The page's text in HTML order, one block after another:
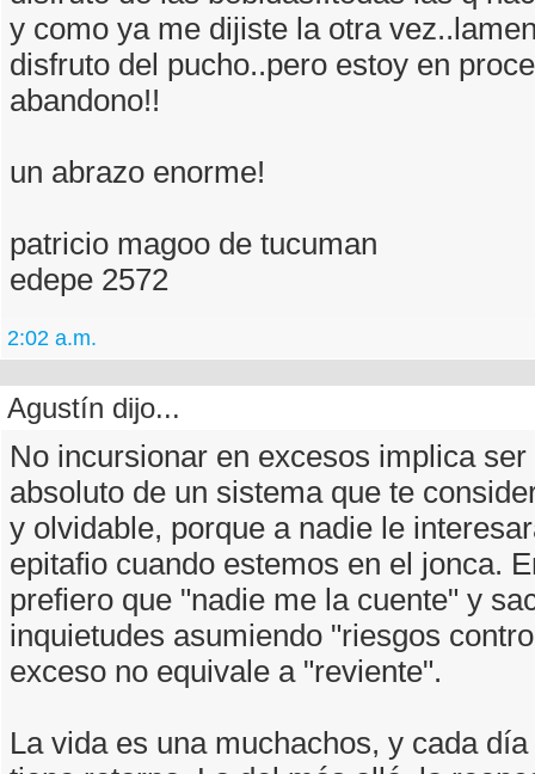
y como ya me dijiste la otra
disfruto del pucho..pero estoy en
abandono!!
un abrazo enorme!
patricio magoo de tucuman
edepe 2572
2:02 a.m.
Agustín dijo...
No incursionar en excesos implica
absoluto de un sistema que te
y olvidable, porque a nadie le
epitafio cuando estemos en el jonca.
prefiero que "nadie me la cuente" y
inquietudes asumiendo "riesgos
exceso no equivale a "reviente".
La vida es una muchachos, y cada